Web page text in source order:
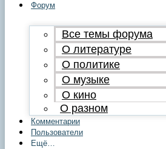
Форум
Все темы форума
О литературе
О политике
О музыке
О кино
О разном
Комментарии
Пользователи
Ещё…